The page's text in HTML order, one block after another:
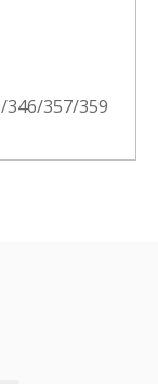
346/357/359